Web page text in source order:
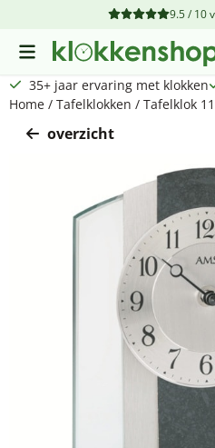
Cookievoorkeuren zijn 9.5 / 10
35+ jaar ervaring met klokken
Home / Tafelklokken / Tafelklok
overzicht